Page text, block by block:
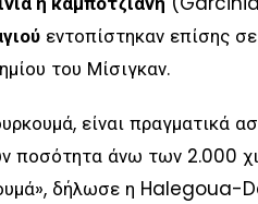
εντοπίστηκαν επίσης
του Μίσιγκαν.
είναι πραγματικά
ποσότητα άνω των 2.000
δήλωσε η Halegoua-